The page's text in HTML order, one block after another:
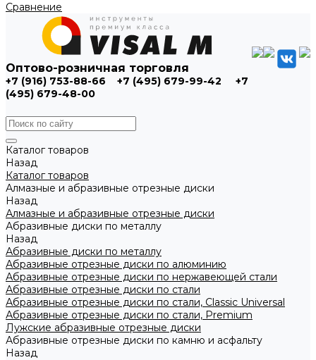
Сравнение
Оптово-розничная торговля
+7 (916) 753-88-66 +7 (495) 679-99-42
+7
(495) 679-48-00
Каталог товаров
Назад
Каталог товаров
Алмазные и абразивные отрезные диски
Назад
Алмазные и абразивные отрезные диски
Абразивные диски по металлу
Назад
Абразивные диски по металлу
Абразивные отрезные диски по алюминию
Абразивные отрезные диски по нержавеющей стали
Абразивные отрезные диски по стали
Абразивные отрезные диски по стали, Classic Universal
Абразивные отрезные диски по стали, Premium
Лужские абразивные отрезные диски
Абразивные отрезные диски по камню и асфальту
Назад